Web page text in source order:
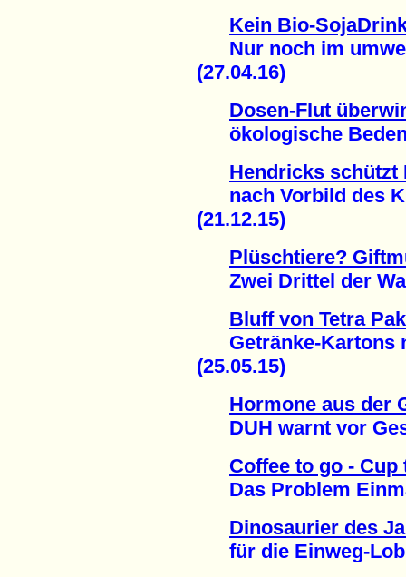
Kein Bio-
Nur noch im
(27.04.16)
Dosen-Flut
ökologische
Hendricks schützt
nach Vorbild des
(21.12.15)
Plüschtiere?
Zwei Drittel der
Bluff von Tetra
Getränke-Kartons
(25.05.15)
Hormone aus der
DUH warnt vor
Coffee to go - Cup
Das Problem
Dinosaurier des
für die Einweg-